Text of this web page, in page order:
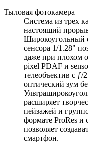
Тыловая фотокамера
Система из трех
настоящий
Широкоугольный
сенсора 1/1.28"
даже при плохом
pixel PDAF и
телеобъектив с ƒ/
оптический зум
расширяет
пейзажей и
формате ProRes и
позволяет
смартфон.